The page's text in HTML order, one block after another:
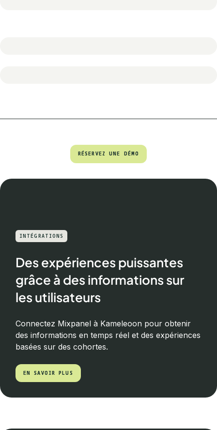
RÉSERVEZ UNE DÉMO
RÉSERVEZ UNE DÉMO
INTÉGRATIONS
Des expériences puissantes
grâce à des informations sur
les utilisateurs
Connectez Mixpanel à Kameleoon pour obtenir
des informations en temps réel et des expériences
basées sur des cohortes.
EN SAVOIR PLUS
EN SAVOIR PLUS